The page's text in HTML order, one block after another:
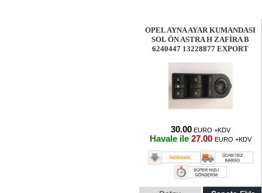
OPEL AYNA AYAR KUMANDASI
SOL ÖN ASTRA H ZAFİRA B
6240447 13228877 EXPORT
30.00 EURO +KDV
Havale ile 27.00 EURO +KDV